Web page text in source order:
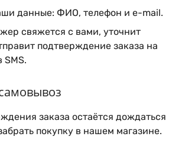
данные: ФИО, телефон и e-mail.
свяжется с вами, уточнит
подтверждение заказа на
SMS.
заказа остаётся дождаться
покупку в нашем магазине.